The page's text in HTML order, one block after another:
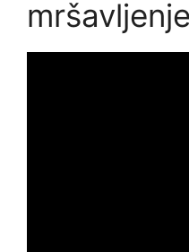
mršavljenje